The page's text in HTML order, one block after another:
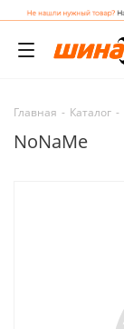
Главная - Каталог -
NoNaMe